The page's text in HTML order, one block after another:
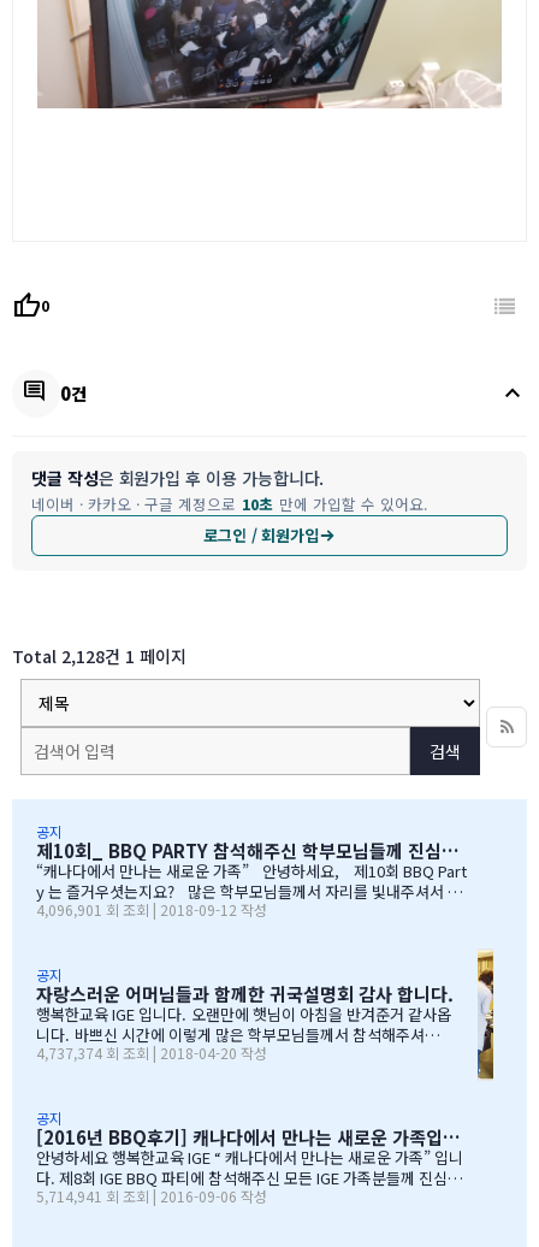
thumb_up0
comment 0건 keyboard_arrow_up
댓글 작성은 회원가입 후 이용 가능합니다.
네이버 · 카카오 · 구글 계정으로 10초 만에 가입할 수 있어요.
로그인 / 회원가입
Total 2,128건 1 페이지
검색
공지
제10회_ BBQ PARTY 참석해주신 학부모님들께 진심으로 감사드립니다
“캐나다에서 만나는 새로운 가족” 안녕하세요, 제10회 BBQ Part
y 는 즐거우셧는지요? 많은 학부모님들께서 자리를 빛내주셔서 너
무 감사합니다. 오전에 비가 와서 많이 걱정을 하엿지만, 다행이도
무 감사하엿지요. (아마 작년에 참석하셧던 학부모님들은 아주 아주
잘 아셧을것입니다 ^^). 매년 여름의 BBQ 파티는 WELCOME TO C
ANADA & WELCOME TO IGE 의미를 두고 있습니다. Q & A 에서 I
GE 의 Motto 에 대해서, 언급드린봐와 같이, 행사 준비에 음식준비
그리고 상품 물건을 구입하면서, 필요하신 생필품(?)이 무엇인지? 고
4,096,901 회 조회 | 2018-09-12 작성
공지
자랑스러운 어머님들과 함께한 귀국설명회 감사 합니다.
행복한교육 IGE 입니다. 오랜만에 햇님이 아침을 반겨준거 같사옵
니다. 바쁘신 시간에 이렇게 많은 학부모님들께서 참석해주셔서
자리를 빛내주셔서 진심으로 감사 또 감사드립니다. 멀리서 남아
rean 어머님들은 준비성은 최고 인걸 다시 느끼게된 하루엿습니
다. 유학맘이야기에 댓글이 27 이였지만, 참석해주시는 학부모
님들은 50분이 넘으셔서, 처음 오픈닝때 당황스러웠지만요~~ 바
쁘신 와중에 참석해주신 [TD은행,오경호부동산,웨스트캐나다종
합보험,캐나다쉬핑(코쉽해운),한인모터스]VERY 감사드리며, 언제
4,737,374 회 조회 | 2018-04-20 작성
공지
[2016년 BBQ후기] 캐나다에서 만나는 새로운 가족입니다
안녕하세요 행복한교육 IGE “ 캐나다에서 만나는 새로운 가족” 입니
다. 제8회 IGE BBQ 파티에 참석해주신 모든 IGE 가족분들께 진심으
로 감사드립니다. 오전에 비가 와서 걱정 또 걱정을 하였지만, 어느
5,714,941 회 조회 | 2016-09-06 작성